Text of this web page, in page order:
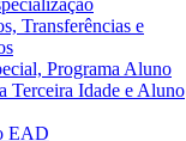
Transferências e
Programa Aluno
Terceira Idade e Aluno
EAD